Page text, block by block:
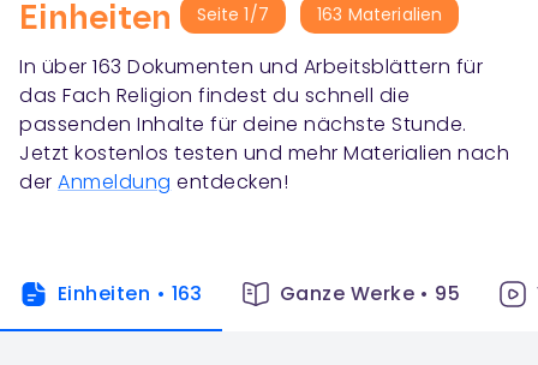
Einheiten
Seite1/7 163 Materialien
In über 163 Dokumenten und Arbeitsblättern für
das Fach Religion findest du schnell die
passenden Inhalte für deine nächste Stunde.
Jetzt kostenlos testen und mehr Materialien nach
der Anmeldung entdecken!
Einheiten • 163 Ganze Werke• 95